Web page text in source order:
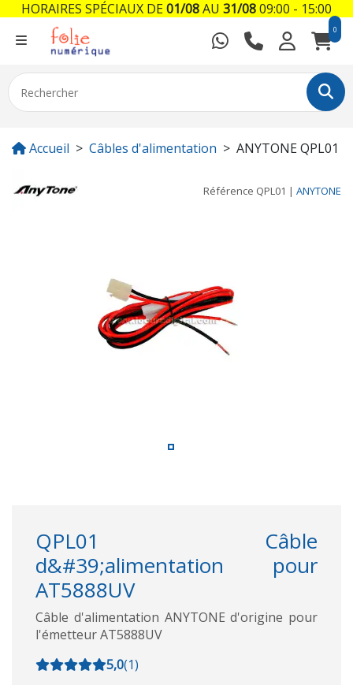
0
Accueil Câbles d'alimentation ANYTONE QPL01
Référence QPL01 | ANYTONE
QPL01 Câble
d&#39;alimentation pour
AT5888UV
Câble d'alimentation ANYTONE d'origine pour
l'émetteur AT5888UV
5,0(1)
HORAIRES SPÉCIAUX DE01/08AU 31/0809:00 - 15:00